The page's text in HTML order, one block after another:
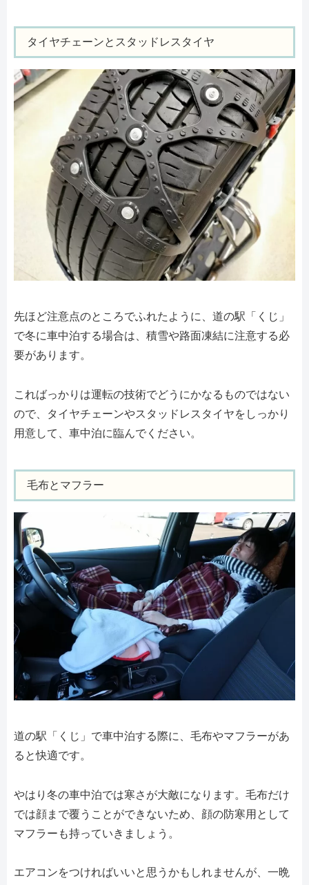
タイヤチェーンとスタッドレスタイヤ
先ほど注意点のところでふれたように、道の駅「くじ」
で冬に車中泊する場合は、積雪や路面凍結に注意する必
要があります。
こればっかりは運転の技術でどうにかなるものではない
ので、タイヤチェーンやスタッドレスタイヤをしっかり
用意して、車中泊に臨んでください。
毛布とマフラー
道の駅「くじ」で車中泊する際に、毛布やマフラーがあ
ると快適です。
やはり冬の車中泊では寒さが大敵になります。毛布だけ
では顔まで覆うことができないため、顔の防寒用として
マフラーも持っていきましょう。
エアコンをつければいいと思うかもしれませんが、一晩